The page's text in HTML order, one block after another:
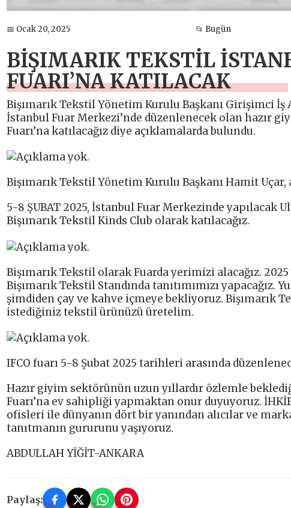
📅 Ocak 20, 2025 📂 Bugün
BİŞIMARIK TEKSTİL
FUARI’NA KATILACAK
Bişımarık Tekstil Yönetim Kurulu Başkanı Girişimci
İstanbul Fuar Merkezi’nde düzenlenecek olan hazır
Fuarı’na katılacağız diye açıklamalarda bulundu.
Bişımarık Tekstil Yönetim Kurulu Başkanı Hamit
5-8 ŞUBAT 2025, İstanbul Fuar Merkezinde yapılacak
Bişımarık Tekstil Kinds Club olarak katılacağız.
Bişımarık Tekstil olarak Fuarda yerimizi alacağız.
Bişımarık Tekstil Standında tanıtımımızı
şimdiden çay ve kahve içmeye bekliyoruz. Bişımarık
istediğiniz tekstil ürünüzü üretelim.
IFCO fuarı 5-8 Şubat 2025 tarihleri arasında
Hazır giyim sektörünün uzun yıllardır özlemle
Fuarı’na ev sahipliği yapmaktan onur duyuyoruz.
ofisleri ile dünyanın dört bir yanından alıcılar ve
tanıtmanın gururunu yaşıyoruz.
ABDULLAH YİĞİT-ANKARA
Paylaş: